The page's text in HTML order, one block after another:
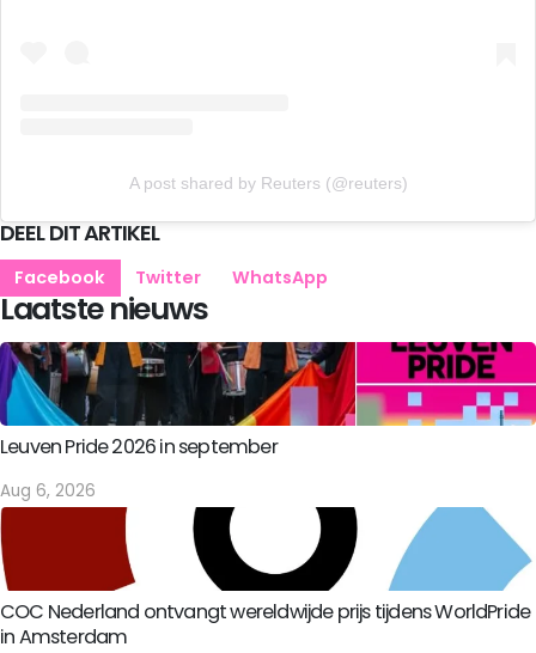
A post shared by Reuters (@reuters)
DEEL DIT ARTIKEL
Facebook Twitter WhatsApp
Laatste nieuws
Leuven Pride 2026 in september
Aug 6, 2026
COC Nederland ontvangt wereldwijde prijs tijdens WorldPride
in Amsterdam